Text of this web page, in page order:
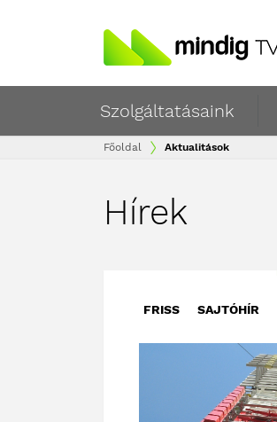
Szolgáltatásaink
Főoldal Aktualitások
Hírek
FRISS SAJTÓHÍR